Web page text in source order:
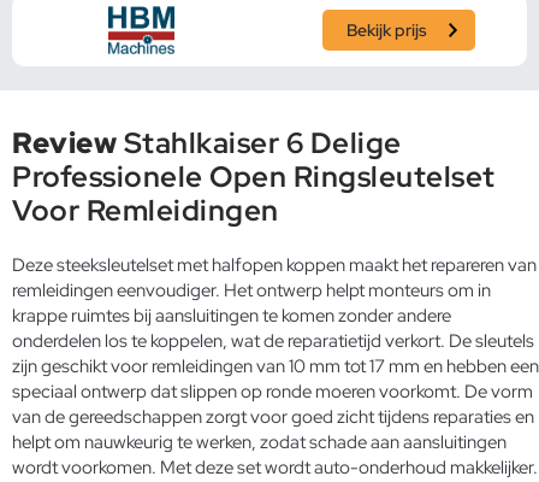
Bekijk prijs
ReviewStahlkaiser 6 Delige
Professionele Open Ringsleutelset
Voor Remleidingen
Deze steeksleutelset met halfopen koppen maakt het repareren van
remleidingen eenvoudiger. Het ontwerp helpt monteurs om in
krappe ruimtes bij aansluitingen te komen zonder andere
onderdelen los te koppelen, wat de reparatietijd verkort. De sleutels
zijn geschikt voor remleidingen van 10 mm tot 17 mm en hebben een
speciaal ontwerp dat slippen op ronde moeren voorkomt. De vorm
van de gereedschappen zorgt voor goed zicht tijdens reparaties en
helpt om nauwkeurig te werken, zodat schade aan aansluitingen
wordt voorkomen. Met deze set wordt auto-onderhoud makkelijker.